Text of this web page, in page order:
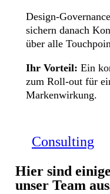
Design-
sichern danach
über alle
Ihr Vorteil: Ein
zum Roll-out für
Markenwirkung.
Consulting
Hier sind
unser Team